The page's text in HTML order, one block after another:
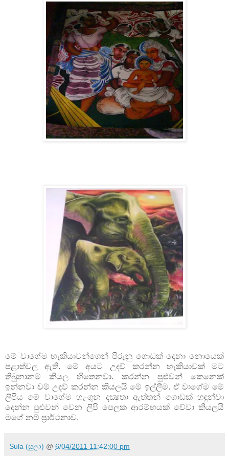
මේ වාගේම හැකියාවන්ගෙන් පිරුනු ගොඩක් දෙනා නොයෙක්
පළාත්වල ඇති. මේ අයට උදව් කරන්න හැකියාවක් මට
තිබුනානම් කියල හිතෙනවා. කරන්න පුළුවන් කෙනෙක්
ඉන්නවා වම් උදව් කරන්න කියලයි මේ ඉල්ලීම. ඒ වාගේම මේ
ලිපිය මේ වාගේම හැංගුන දක්‍ෂතා ඇත්තන් ගොඩක් හඳුන්වා
දෙන්න පුළුවන් වෙන ලිපි පෙලක ආරම්භයක් වේවා කියලයි
මගේ නම් ප්‍රාර්ථනාව.
Sula (සුලා) @ 6/04/2011 11:42:00 pm